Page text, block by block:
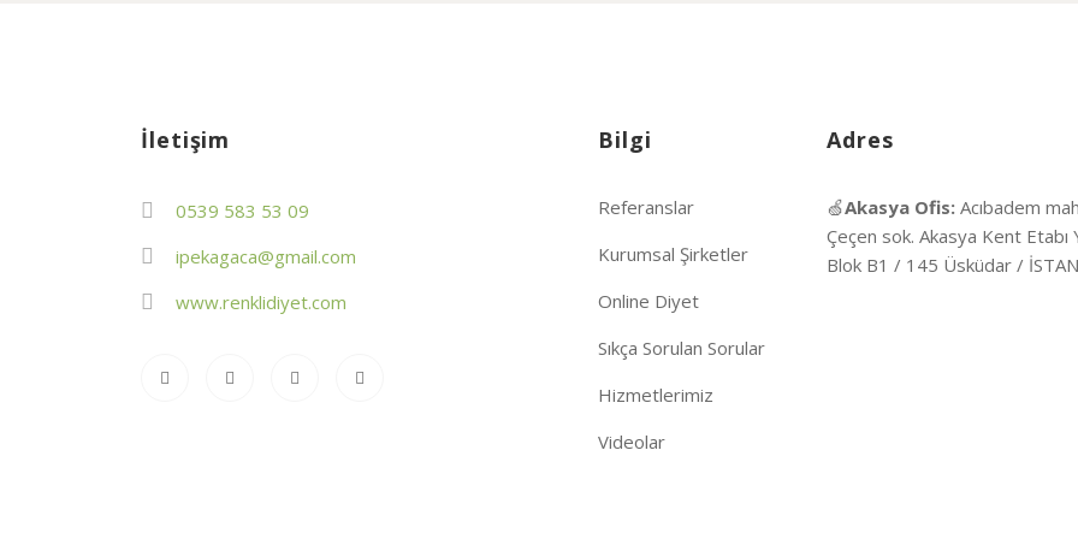
İletişim
0539 583 53 09
ipekagaca@gmail.com
www.renklidiyet.com
Bilgi
Referanslar
Kurumsal Şirketler
Online Diyet
Sıkça Sorulan Sorular
Hizmetlerimiz
Videolar
Adres
🍏Akasya Ofis:Acıbadem
Çeçen sok. Akasya Kent Etabı
Blok B1 / 145 Üsküdar /